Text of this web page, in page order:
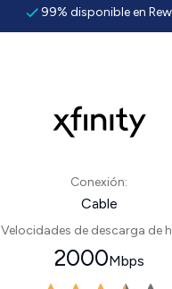
99% disponible en Rew
Conexión:
Cable
Velocidades de descarga de
2000Mbps